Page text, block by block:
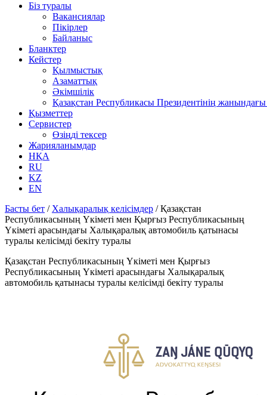
Біз туралы
Вакансиялар
Пікірлер
Байланыс
Бланктер
Кейстер
Қылмыстық
Азаматтық
Әкімшілік
Қазақстан Республикасы Президентінің
Қызметтер
Сервистер
Өзіңді тексер
Жарияланымдар
НҚА
RU
KZ
EN
Басты бет / Халықаралық келісімдер /Қазақстан
Республикасының Үкіметі мен Қырғыз Республикасының
Yкiметi арасындағы Халықаралық автомобиль қатынасы
туралы келiсiмдi бекіту туралы
Қазақстан Республикасының Үкіметі мен Қырғыз
Республикасының Yкiметi арасындағы Халықаралық
автомобиль қатынасы туралы келiсiмдi бекіту туралы